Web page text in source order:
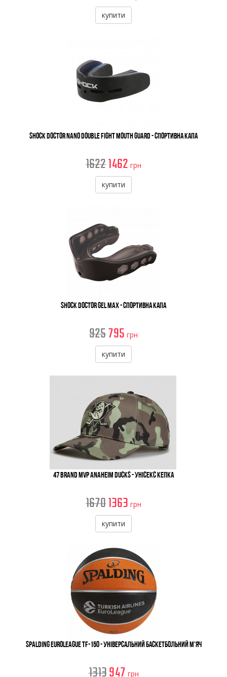
купити
Shock Doctor Nano Double Fight Mouth Guard - Спортивна Капа
16221462 грн
купити
Shock Doctor Gel Max - Спортивна Капа
925795 грн
купити
47 Brand MVP Anaheim Ducks - Унісекс Кепка
16701363 грн
купити
Spalding Euroleague TF-150 - Універсальний Баскетбольний М'яч
1313 947 грн